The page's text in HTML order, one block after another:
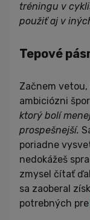
tréningu v
použiť aj v
Tepové
Začnem
ambiciózni
ktorý bolí
prospešnejší.
poriadne
nedokážeš
zmysel čítať
sa zaoberal
potrebných pre